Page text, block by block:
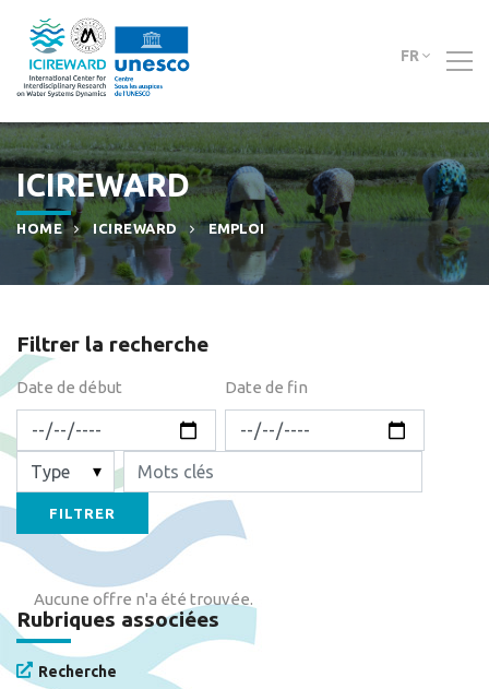
FR
ICIREWARD
HOME ICIREWARD EMPLOI
Filtrer la recherche
Date de début Date de fin
FILTRER
Aucune offre n'a été trouvée.
Rubriques associées
Recherche